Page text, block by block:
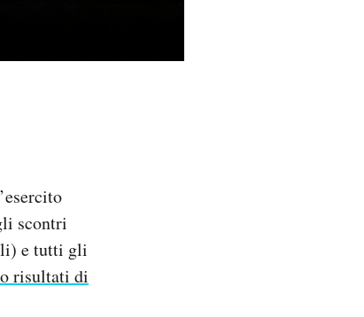
scontri
e tutti gli
risultati di